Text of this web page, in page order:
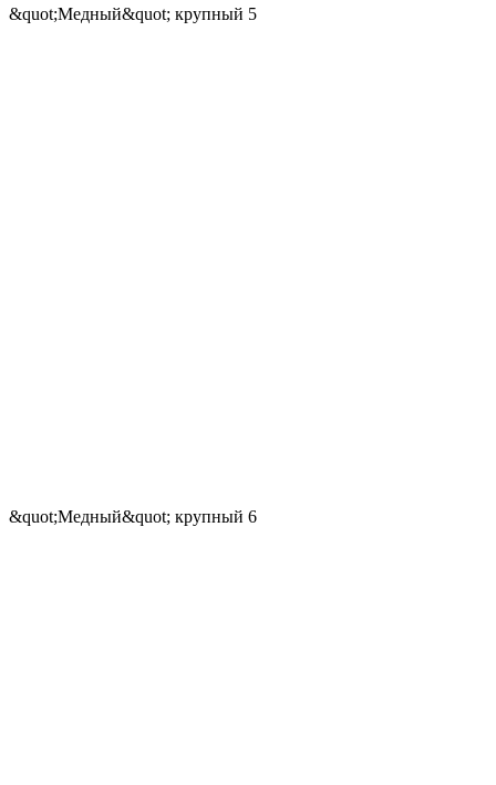
&quot;Медный&quot; крупный 5
&quot;Медный&quot; крупный 6